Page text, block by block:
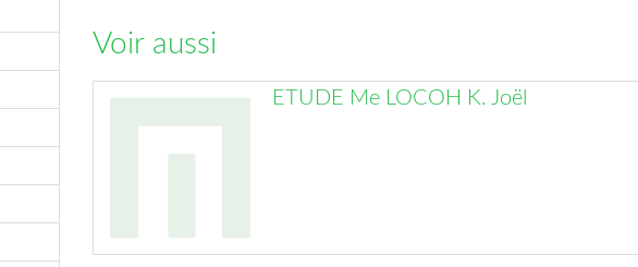
Voir aussi
ETUDE Me LOCOH K. Joël